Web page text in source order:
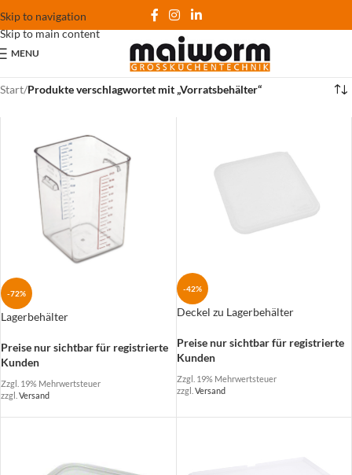
Skip to navigation
Skip to main content
MENU
Start/Produkte verschlagwortet mit „Vorratsbehälter“
-72%
Lagerbehälter
Preise nur sichtbar für registrierte
Kunden
Zzgl. 19% Mehrwertsteuer
zzgl. Versand
-42%
Deckel zu Lagerbehälter
Preise nur sichtbar für registrierte
Kunden
Zzgl. 19% Mehrwertsteuer
zzgl. Versand